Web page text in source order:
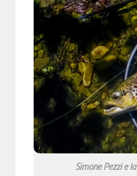
Simone Pezzi e